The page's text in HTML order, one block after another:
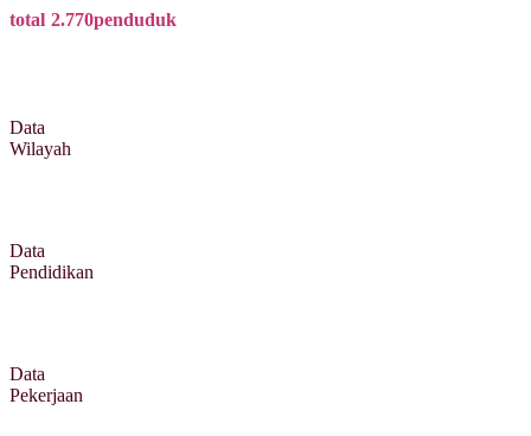
total 2.770penduduk
Data
Wilayah
Data
Pendidikan
Data
Pekerjaan